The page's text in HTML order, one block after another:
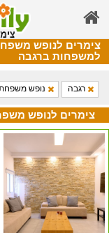
צימרים לנופש
למשפחות ברגבה
רגבה נופש
צימרים לנופש